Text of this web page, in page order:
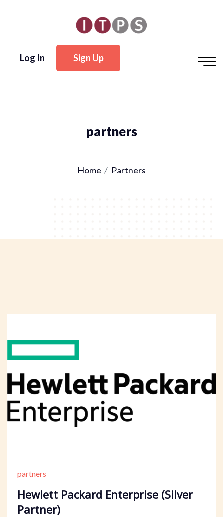
Log In Sign Up
partners
Home Partners
partners
Hewlett Packard Enterprise (Silver
Partner)